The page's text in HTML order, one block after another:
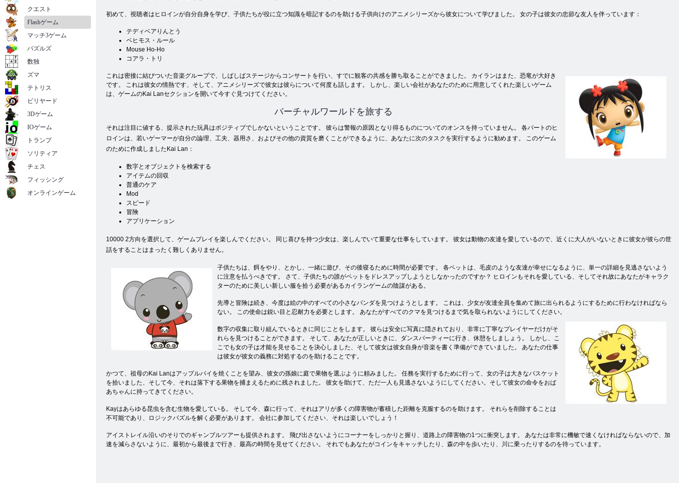
初めて、視聴者はヒロインが自分自身を学び、子供たちが役に立つ知識を暗記するのを助ける子供向けのアニメシリーズから彼女について学びました。 女の子は彼女の忠節な友人を伴っています：
テディベアりんとう
ベヒモス・ルール
Mouse Ho-Ho
コアラ・トリ
これは密接に結びついた音楽グループで、しばしばステージからコンサートを行い、すでに観客の共感を勝ち取ることができました。 カイランはまた、恐竜が大好き
です。 これは彼女の情熱です、そして、アニメシリーズで彼女は彼らについて何度も話します。 しかし、楽しい会社があなたのために用意してくれた楽しいゲーム
は、ゲームのKai Lanセクションを開いて今すぐ見つけてください。
バーチャルワールドを旅する
それは注目に値する、提示された玩具はポジティブでしかないということです。 彼らは警報の原因となり得るものについてのオンスを持っていません。 各パートのヒ
ロインは、若いゲーマーが自分の論理、工夫、器用さ、およびその他の資質を磨くことができるように、あなたに次のタスクを実行するように勧めます。 このゲーム
のために作成しましたKai Lan：
数字とオブジェクトを検索する
アイテムの回収
普通のケア
Mod
スピード
冒険
アプリケーション
10000 2方向を選択して、ゲームプレイを楽しんでください。 同じ喜びを持つ少女は、楽しんでいて重要な仕事をしています。 彼女は動物の友達を愛しているので、近くに大人がいないときに彼女が彼らの世
話をすることはまったく難しくありません。
子供たちは、餌をやり、とかし、一緒に遊び、その後寝るために時間が必要です。 各ペットは、毛皮のような友達が幸せになるように、単一の詳細を見逃さないよう
に注意を払うべきです。 さて、子供たちの誰がペットをドレスアップしようとしなかったのですか？ ヒロインもそれを愛している、そしてそれ故にあなたがキャラク
ターのために美しい新しい服を拾う必要があるカイランゲームの陰謀がある。
先導と冒険は続き、今度は絵の中のすべての小さなパンダを見つけようとします。 これは、少女が友達全員を集めて旅に出られるようにするために行わなければなら
ない。 この使命は鋭い目と忍耐力を必要とします。 あなたがすべてのクマを見つけるまで気を取られないようにしてください。
数字の収集に取り組んでいるときに同じことをします。 彼らは安全に写真に隠されており、非常に丁寧なプレイヤーだけがそ
れらを見つけることができます。 そして、あなたが正しいときに、ダンスパーティーに行き、休憩をしましょう。 しかし、こ
こでも女の子は才能を見せることを決心しました、そして彼女は彼女自身が音楽を書く準備ができていました。 あなたの仕事
は彼女が彼女の義務に対処するのを助けることです。
かつて、祖母のKai Lanはアップルパイを焼くことを望み、彼女の孫娘に庭で果物を選ぶように頼みました。 任務を実行するために行って、女の子は大きなバスケット
を拾いました、そして今、それは落下する果物を捕まえるために残されました。 彼女を助けて、ただ一人も見逃さないようにしてください。そして彼女の命令をおば
あちゃんに持ってきてください。
Kayはあらゆる昆虫を含む生物を愛している。 そして今、森に行って、それはアリが多くの障害物が蓄積した距離を克服するのを助けます。 それらを削除することは
不可能であり、ロジックパズルを解く必要があります。 会社に参加してください、それは楽しいでしょう！
アイストレイル沿いのそりでのギャンブルツアーも提供されます。 飛び出さないようにコーナーをしっかりと握り、道路上の障害物の1つに衝突します。 あなたは非常に機敏で速くなければならないので、加
速を減らさないように、最初から最後まで行き、最高の時間を見せてください。 それでもあなたがコインをキャッチしたり、森の中を歩いたり、川に乗ったりするのを待っています。
クエスト
Flashゲーム
マッチ3ゲーム
パズルズ
数独
ズマ
テトリス
ビリヤード
3Dゲーム
IOゲーム
トランプ
ソリティア
チェス
フィッシング
オンラインゲーム